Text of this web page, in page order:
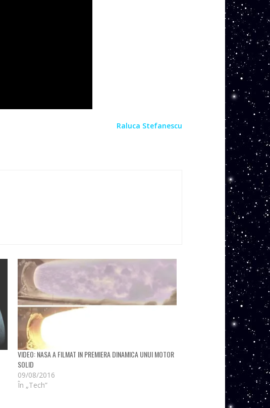
Raluca Stefanescu
VIDEO: NASA A FILMAT IN PREMIERA DINAMICA UNUI MOTOR
SOLID
09/08/2016
În „Tech”